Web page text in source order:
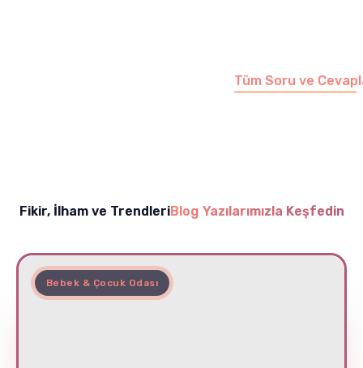
Tüm Soru ve
Fikir, İlham ve TrendleriBlog Yazılarımızla Keşfedin
Bebek & Çocuk Odası